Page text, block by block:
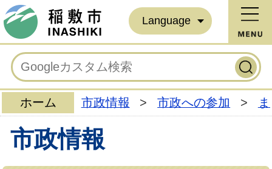
Language
ホーム 市政情報 > 市政への参加 >
市政情報